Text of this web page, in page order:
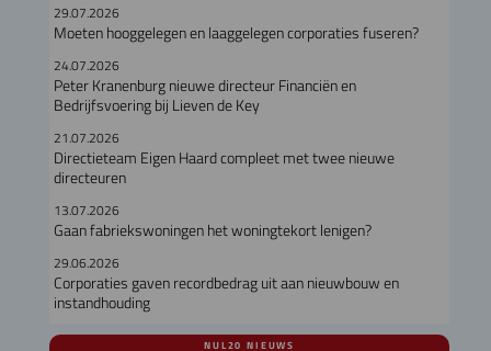
29.07.2026
Moeten hooggelegen en laaggelegen corporaties fuseren?
24.07.2026
Peter Kranenburg nieuwe directeur Financiën en
Bedrijfsvoering bij Lieven de Key
21.07.2026
Directieteam Eigen Haard compleet met twee nieuwe
directeuren
13.07.2026
Gaan fabriekswoningen het woningtekort lenigen?
29.06.2026
Corporaties gaven recordbedrag uit aan nieuwbouw en
instandhouding
NUL20 NIEUWS